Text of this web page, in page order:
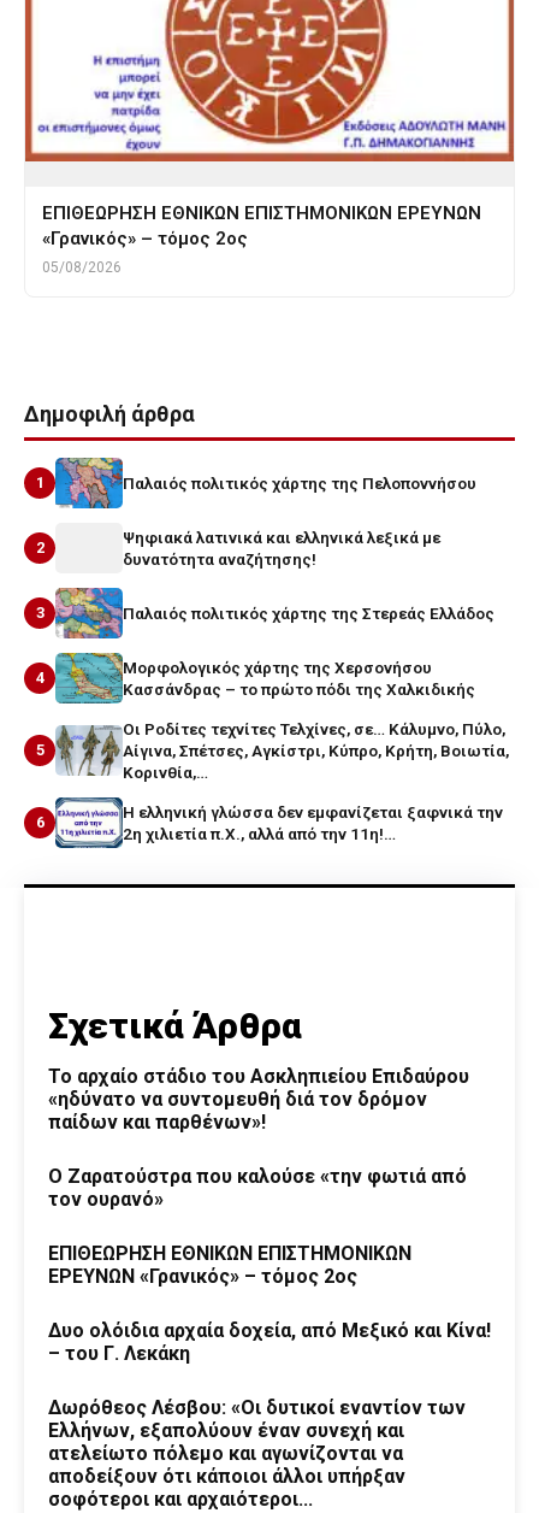
ΕΠΙΘΕΩΡΗΣΗ ΕΘΝΙΚΩΝ ΕΠΙΣΤΗΜΟΝΙΚΩΝ ΕΡΕΥΝΩΝ
«Γρανικός» – τόμος 2ος
05/08/2026
Δημοφιλή άρθρα
1 Παλαιός πολιτικός χάρτης της Πελοποννήσου
2
Ψηφιακά λατινικά και ελληνικά λεξικά με
δυνατότητα αναζήτησης!
3 Παλαιός πολιτικός χάρτης της Στερεάς Ελλάδος
4
Μορφολογικός χάρτης της Χερσονήσου
Κασσάνδρας – το πρώτο πόδι της Χαλκιδικής
5
Οι Ροδίτες τεχνίτες Τελχίνες, σε… Κάλυμνο, Πύλο,
Αίγινα, Σπέτσες, Αγκίστρι, Κύπρο, Κρήτη, Βοιωτία,
Κορινθία,…
6
Η ελληνική γλώσσα δεν εμφανίζεται ξαφνικά την
2η χιλιετία π.Χ., αλλά από την 11η!…
Σχετικά Άρθρα
Το αρχαίο στάδιο του Ασκληπιείου Επιδαύρου
«ηδύνατο να συντομευθή διά τον δρόμον
παίδων και παρθένων»!
Ο Ζαρατούστρα που καλούσε «την φωτιά από
τον ουρανό»
ΕΠΙΘΕΩΡΗΣΗ ΕΘΝΙΚΩΝ ΕΠΙΣΤΗΜΟΝΙΚΩΝ
ΕΡΕΥΝΩΝ «Γρανικός» – τόμος 2ος
Δυο ολόιδια αρχαία δοχεία, από Μεξικό και Κίνα!
– του Γ. Λεκάκη
Δωρόθεος Λέσβου: «Οι δυτικοί εναντίον των
Ελλήνων, εξαπολύουν έναν συνεχή και
ατελείωτο πόλεμο και αγωνίζονται να
αποδείξουν ότι κάποιοι άλλοι υπήρξαν
σοφότεροι και αρχαιότεροι...